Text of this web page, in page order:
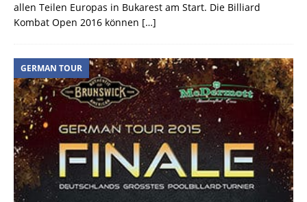
allen Teilen Europas in Bukarest am Start. Die Billiard
Kombat Open 2016 können […]
GERMAN TOUR